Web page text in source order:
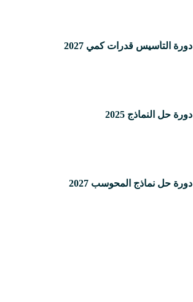
دورة التأسيس قدرات كمي 2027
دورة حل النماذج 2025
دورة حل نماذج المحوسب 2027